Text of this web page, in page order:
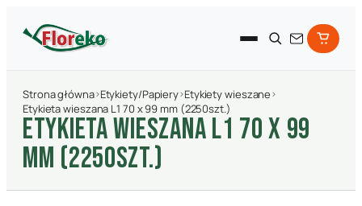
Strona główna›Etykiety/Papiery›Etykiety wieszane›
Etykieta wieszana L1 70 x 99 mm (2250szt.)
ETYKIETA WIESZANA L1 70 X 99
MM (2250SZT.)